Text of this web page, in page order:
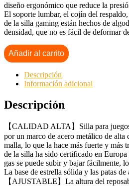
diseño ergonómico que reduce la
El soporte lumbar, el cojín del
de la silla gaming están hechos de
densidad, que no es fácil de deformar
Añadir al carrito
Descripción
Información adicional
Descripción
【CALIDAD ALTA】Silla para
por un marco de acero metálico de alta
malla, lo que la hace más fuerte y más
de la silla ha sido certificado en
gas se puede subir y bajar fácilmente,
La base de estrella sólida y las patas
【AJUSTABLE】La altura del